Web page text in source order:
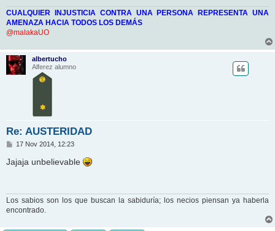
CUALQUIER INJUSTICIA CONTRA UNA PERSONA REPRESENTA UNA
AMENAZA HACIA TODOS LOS DEMÁS
@malakaUO
albertucho
Alferez alumno
Re: AUSTERIDAD
M
n
s
17 Nov 2014, 12:23
Jajaja unbelievable
Los sabios son los que buscan la sabiduría; los necios piensan ya haberla
encontrado.